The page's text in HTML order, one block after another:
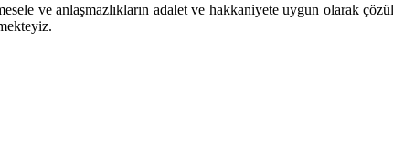
ve anlaşmazlıkların adalet ve hakkaniyete uygun olarak